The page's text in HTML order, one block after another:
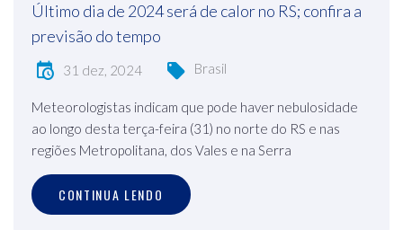
Último dia de 2024 será de calor no RS; confira a
previsão do tempo
31 dez, 2024 Brasil
Meteorologistas indicam que pode haver nebulosidade
ao longo desta terça-feira (31) no norte do RS e nas
regiões Metropolitana, dos Vales e na Serra
CONTINUA LENDO